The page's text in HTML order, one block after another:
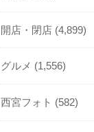
開店・閉店 (4,899)
グルメ (1,556)
西宮フォト (582)